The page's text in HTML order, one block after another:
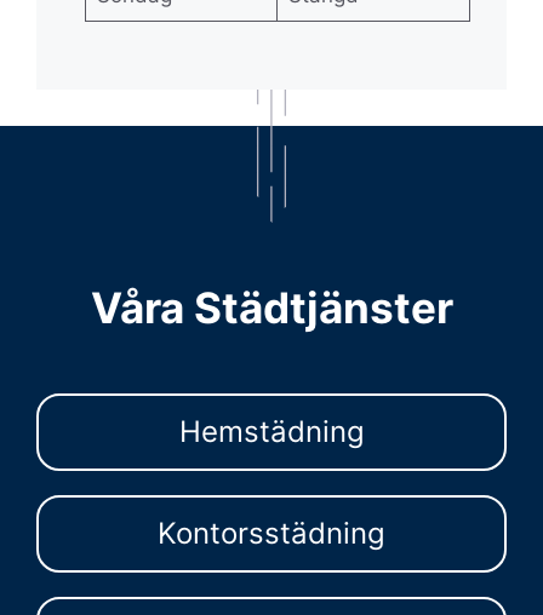
Våra Städtjänster
Hemstädning
Kontorsstädning